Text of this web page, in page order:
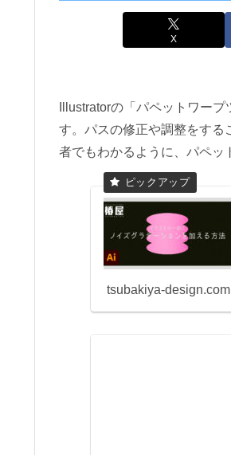
X
Illustratorの「パペットワー
す。パスの修正や調整をする
者でもわかるように、パペッ
tsubakiya-design.com